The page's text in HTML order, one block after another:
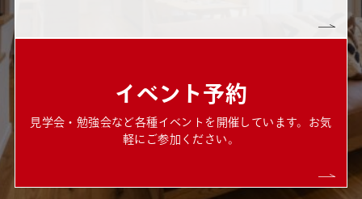
イベント予約
見学会・勉強会など各種イベントを開催しています。お気
軽にご参加ください。